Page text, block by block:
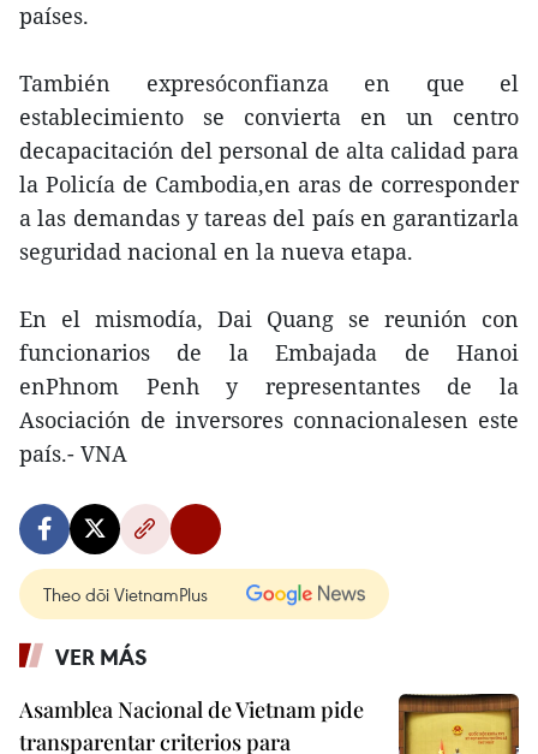
países.
También expresóconfianza en que el
establecimiento se convierta en un centro
decapacitación del personal de alta calidad para
la Policía de Cambodia,en aras de corresponder
a las demandas y tareas del país en garantizarla
seguridad nacional en la nueva etapa.
En el mismodía, Dai Quang se reunión con
funcionarios de la Embajada de Hanoi
enPhnom Penh y representantes de la
Asociación de inversores connacionalesen este
país.- VNA
Theo dõi VietnamPlus
VER MÁS
Asamblea Nacional de Vietnam pide
transparentar criterios para